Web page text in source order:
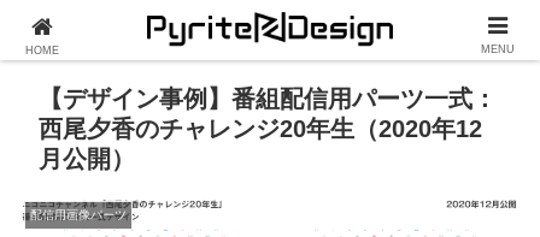
【デザイン事例】番組配信用パーツ一式：
西尾夕香のチャレンジ20年生（2020年12
月公開）
配信用画像パーツ
HOME MENU